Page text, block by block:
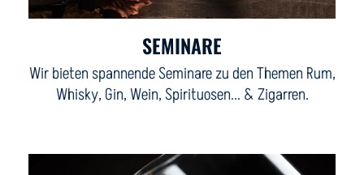
SEMINARE
Wir bieten spannende Seminare zu den Themen Rum,
Whisky, Gin, Wein, Spirituosen... & Zigarren.